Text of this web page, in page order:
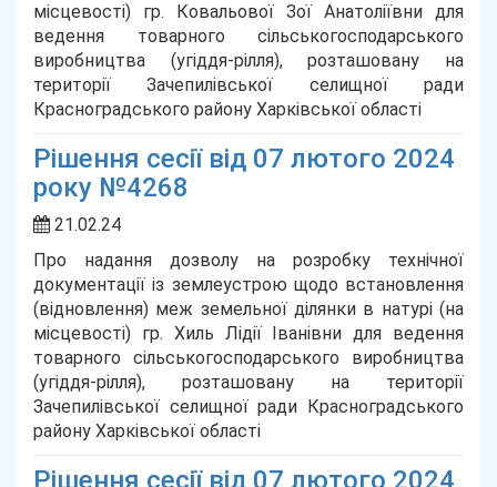
місцевості) гр. Ковальової Зої Анатоліївни для
ведення товарного сільськогосподарського
виробництва (угіддя-рілля), розташовану на
території Зачепилівської селищної ради
Красноградського району Харківської області
Рішення сесії від 07 лютого 2024
року №4268
21.02.24
Про надання дозволу на розробку технічної
документації із землеустрою щодо встановлення
(відновлення) меж земельної ділянки в натурі (на
місцевості) гр. Хиль Лідії Іванівни для ведення
товарного сільськогосподарського виробництва
(угіддя-рілля), розташовану на території
Зачепилівської селищної ради Красноградського
району Харківської області
Рішення сесії від 07 лютого 2024